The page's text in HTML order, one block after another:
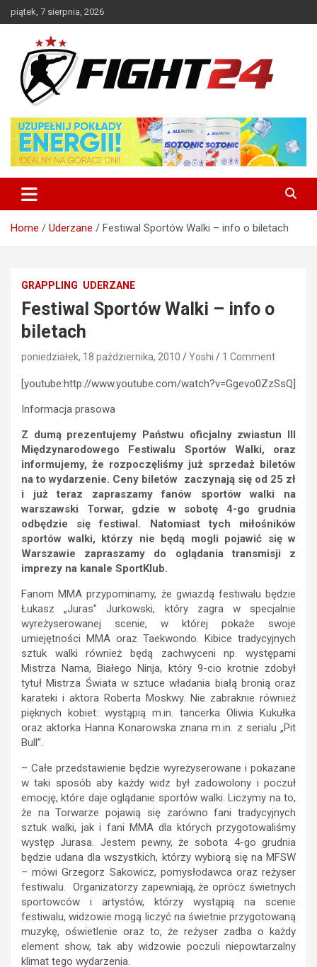
Skip
to
piątek, 7 sierpnia, 2026
FIGHT24.PL – MMA i K-1, UFC
Home Uderzane Festiwal Sportów Walki – info o biletach
GRAPPLING UDERZANE
Festiwal Sportów Walki – info o
biletach
poniedziałek, 18 października, 2010 Yoshi 1 Comment
[youtube:http://www.youtube.com/watch?v=Ggevo0ZzSsQ]
Informacja prasowa
Z dumą prezentujemy Państwu oficjalny zwiastun III
Międzynarodowego Festiwalu Sportów Walki, oraz
informujemy, że rozpoczęliśmy już sprzedaż biletów
na to wydarzenie. Ceny biletów zaczynają się od 25 zł
i już teraz zapraszamy fanów sportów walki na
warszawski Torwar, gdzie w sobotę 4-go grudnia
odbędzie się festiwal. Natomiast tych miłośników
sportów walki, którzy nie będą mogli pojawić się w
Warszawie zapraszamy do oglądania transmisji z
imprezy na kanale SportKlub.
Fanom MMA przypominamy, że gwiazdą festiwalu będzie
Łukasz „Juras” Jurkowski, który zagra w specjalnie
wyreżyserowanej scenie, w której pokaże swoje
umiejętności MMA oraz Taekwondo. Kibice tradycyjnych
sztuk walki również będą zachwyceni np. występami
Mistrza Nama, Białego Ninja, który 9-cio krotnie zdobył
tytuł Mistrza Świata w sztuce władania białą bronią oraz
karateki i aktora Roberta Moskwy. Nie zabraknie również
pięknych kobiet: wystąpią m.in. tancerka Oliwia Kukułka
oraz aktorka Hanna Konarowska znana m.in. z serialu „Pit
Bull”.
– Całe przedstawienie będzie wyreżyserowane i pokazane
w taki sposób aby każdy widz był zadowolony i poczuł
emocję, które daje oglądanie sportów walki. Liczymy na to,
że na Torwarze pojawią się zarówno fani tradycyjnych
sztuk walki, jak i fani MMA dla których przygotowaliśmy
występ Jurasa. Jestem pewny, że sobota 4-go grudnia
będzie udana dla wszystkich, którzy wybiorą się na MFSW
– mówi Grzegorz Sakowicz, pomysłodawca oraz reżyser
festiwalu. Organizatorzy zapewniają, że oprócz świetnych
sportowców i artystów, którzy wystąpią na scenie
festiwalu, widzowie mogą liczyć na świetnie przygotowaną
muzykę, oświetlenie oraz to, że reżyser zadba o każdy
element show, tak aby widzowie poczuli niepowtarzalny
klimat tego wydarzenia.